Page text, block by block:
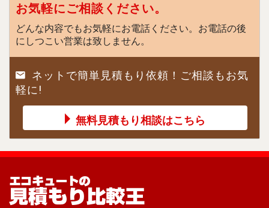
お気軽にご相談ください。
どんな内容でもお気軽にお電話ください。お電話の後
にしつこい営業は致しません。
ネットで簡単見積もり依頼！ご相談もお気
軽に!
無料見積もり相談はこちら